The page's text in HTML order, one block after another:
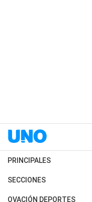
PRINCIPALES
Últimas Noticias
Política
SECCIONES
Horóscopo
OVACIÓN DEPORTES